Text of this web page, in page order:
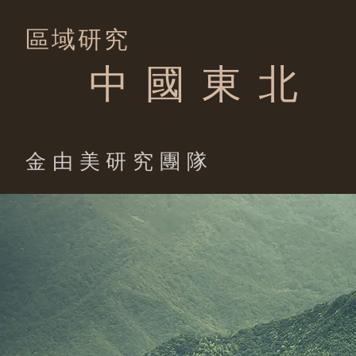
區域研究
中 國 東 北
​金由美研究團隊